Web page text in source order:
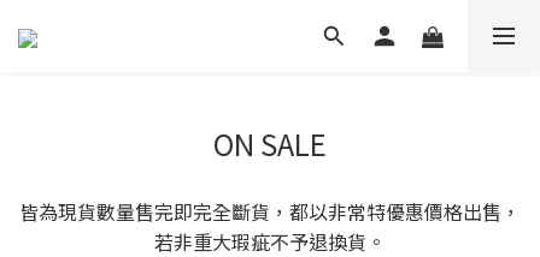
ON SALE
皆為現貨數量售完即完全斷貨，都以非常特優惠價格出售，
若非重大瑕疵不予退換貨。